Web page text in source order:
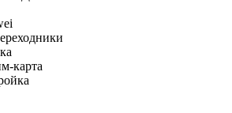
карта